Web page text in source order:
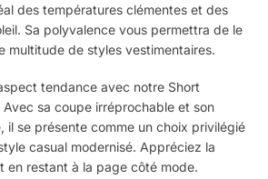
des températures clémentes et des
Sa polyvalence vous permettra de le
multitude de styles vestimentaires.
tendance avec notre Short
sa coupe irréprochable et son
il se présente comme un choix privilégié
casual modernisé. Appréciez la
en restant à la page côté mode.